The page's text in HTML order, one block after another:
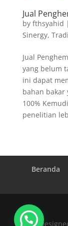
Jual
by fthsyahid |
Sinergy,
Jual
yang belum
ini dapat
bahan
100%
penelitian
Beranda